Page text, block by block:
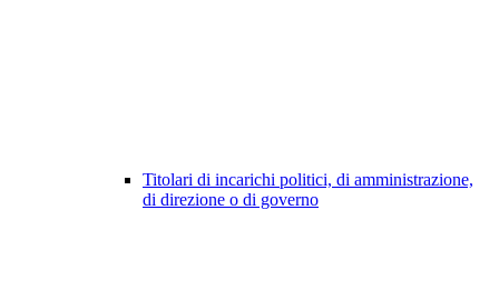
Titolari di incarichi politici, di amministrazione,
di direzione o di governo